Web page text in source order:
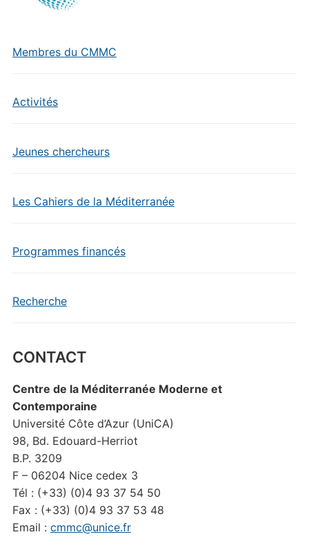
Membres du CMMC
Activités
Jeunes chercheurs
Les Cahiers de la Méditerranée
Programmes financés
Recherche
CONTACT
Centre de la Méditerranée Moderne et
Contemporaine
Université Côte d’Azur (UniCA)
98, Bd. Edouard-Herriot
B.P. 3209
F – 06204 Nice cedex 3
Tél : (+33) (0)4 93 37 54 50
Fax : (+33) (0)4 93 37 53 48
Email : cmmc@unice.fr